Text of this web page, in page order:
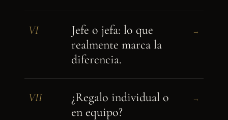
VI
Jefe o jefa: lo que
realmente marca la
diferencia.
→
VII
¿Regalo individual o
en equipo?
→